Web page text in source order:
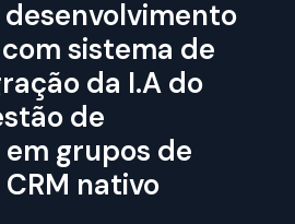
sistema de
da I.A do
de
grupos de
nativo